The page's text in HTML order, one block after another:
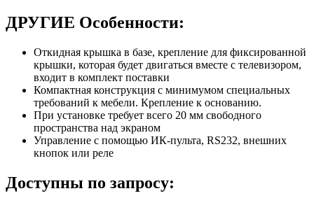
ДРУГИЕ Особенности:
Откидная крышка в базе, крепление для фиксированной
крышки, которая будет двигаться вместе с телевизором,
входит в комплект поставки
Компактная конструкция с минимумом специальных
требований к мебели. Крепление к основанию.
При установке требует всего 20 мм свободного
пространства над экраном
Управление с помощью ИК-пульта, RS232, внешних
кнопок или реле
Доступны по запросу: